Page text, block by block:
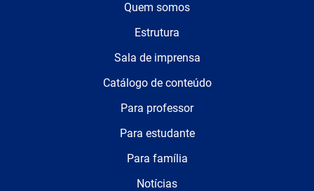
Quem somos
Estrutura
Sala de imprensa
Catálogo de conteúdo
Para professor
Para estudante
Para família
Notícias